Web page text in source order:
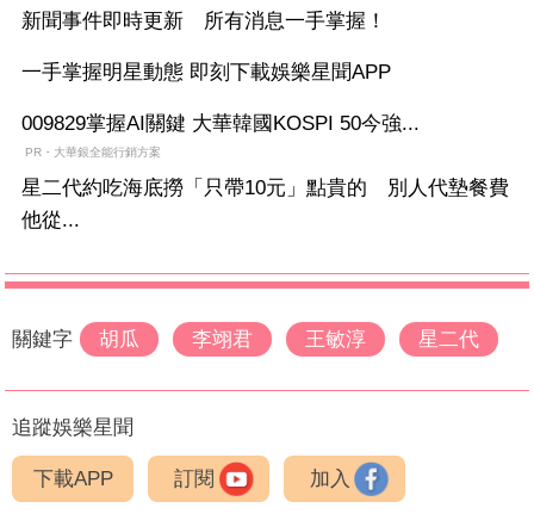
新聞事件即時更新 所有消息一手掌握！
一手掌握明星動態 即刻下載娛樂星聞APP
009829掌握AI關鍵 大華韓國KOSPI 50今強...
PR・大華銀全能行銷方案
星二代約吃海底撈「只帶10元」點貴的 別人代墊餐費
他從...
關鍵字 胡瓜 李翊君 王敏淳 星二代
追蹤娛樂星聞
下載APP 訂閱 加入